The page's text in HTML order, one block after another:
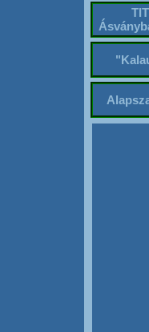
TIT